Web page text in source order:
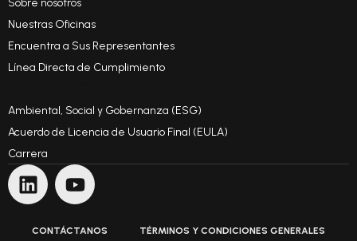
Sobre nosotros
Nuestras Oficinas
Encuentra a Sus Representantes
Línea Directa de Cumplimiento
Ambiental, Social y Gobernanza (ESG)
Acuerdo de Licencia de Usuario Final (EULA)
Carrera
CONTÁCTANOS TÉRMINOS Y CONDICIONES GENERALES